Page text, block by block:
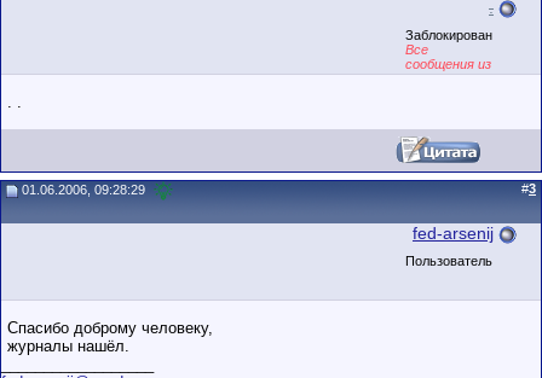
.
Заблокирован
Все
сообщения из
точек
. .
01.06.2006, 09:28:29 #3
fed-arsenij
Пользователь
Спасибо доброму человеку,
журналы нашёл.